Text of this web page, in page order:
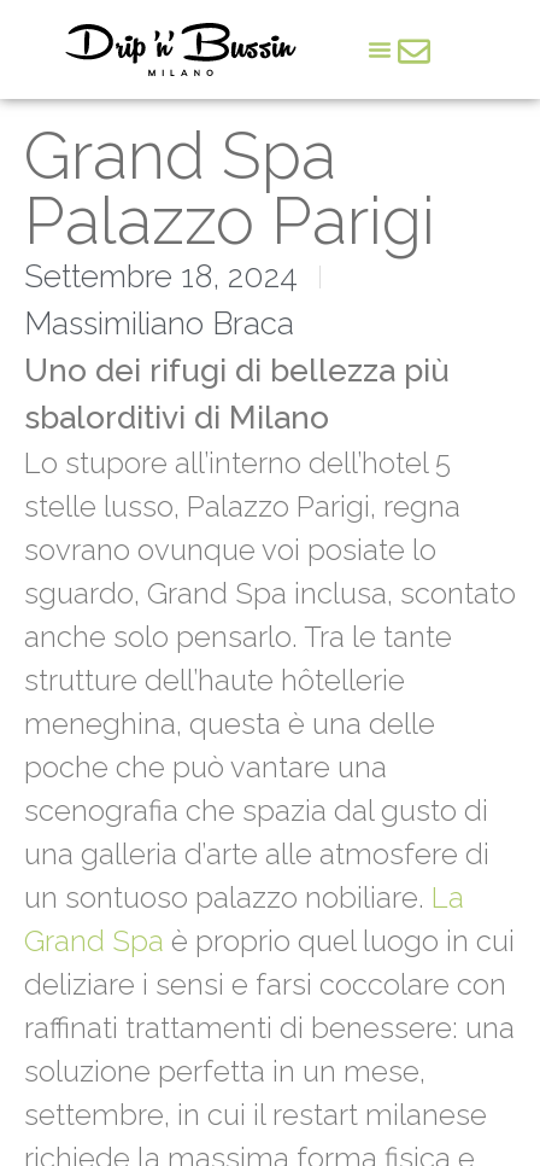
Grand Spa
Palazzo Parigi
Settembre 18, 2024
Massimiliano Braca
Uno dei rifugi di bellezza più
sbalorditivi di Milano
Lo stupore all’interno dell’hotel 5
stelle lusso, Palazzo Parigi, regna
sovrano ovunque voi posiate lo
sguardo, Grand Spa inclusa, scontato
anche solo pensarlo. Tra le tante
strutture dell’haute hôtellerie
meneghina, questa è una delle
poche che può vantare una
scenografia che spazia dal gusto di
una galleria d’arte alle atmosfere di
un sontuoso palazzo nobiliare. La
Grand Spa è proprio quel luogo in cui
deliziare i sensi e farsi coccolare con
raffinati trattamenti di benessere: una
soluzione perfetta in un mese,
settembre, in cui il restart milanese
richiede la massima forma fisica e